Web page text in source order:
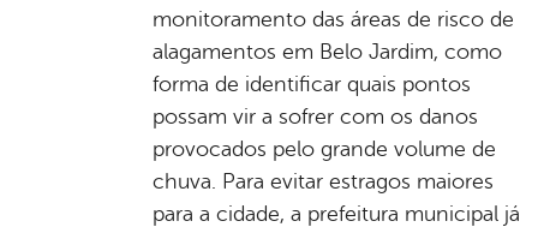
monitoramento das áreas de risco de
alagamentos em Belo Jardim, como
forma de identificar quais pontos
possam vir a sofrer com os danos
provocados pelo grande volume de
chuva. Para evitar estragos maiores
para a cidade, a prefeitura municipal já